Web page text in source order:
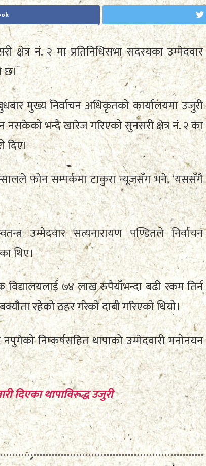
क्षेत्र नं. २ मा प्रतिनिधिसभा सदस्यका उम्मेदवार
छ।
मुख्य निर्वाचन अधिकृतको कार्यालयमा उजुरी
नसकेको भन्दै खारेज गरिएको सुनसरी क्षेत्र नं. २ का
दिए।
फोन सम्पर्कमा टाकुरा न्यूजसँग भने, ‘यससँगै
उम्मेदवार सत्यनारायण पण्डितले निर्वाचन
थिए।
७४ लाख रुपैयाँभन्दा बढी रकम तिर्न
रहेको ठहर गरेको दाबी गरिएको थियो।
नपुगेको निष्कर्षसहित थापाको उम्मेदवारी मनोनयन
दिएका थापाविरूद्ध उजुरी